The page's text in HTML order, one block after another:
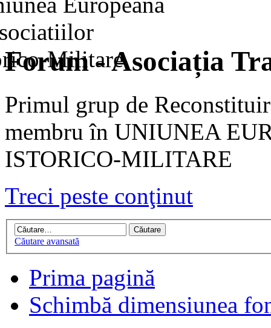
Forum - Asociația
Primul grup de
membru în UNIUNEA
ISTORICO-MILITARE
Treci peste conţinut
Căutare avansată
Prima pagină
Schimbă dimensiunea